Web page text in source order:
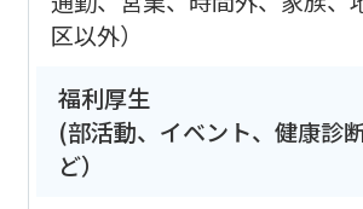
区以外）
福利厚生
(部活動、イベント、健康診
ど）